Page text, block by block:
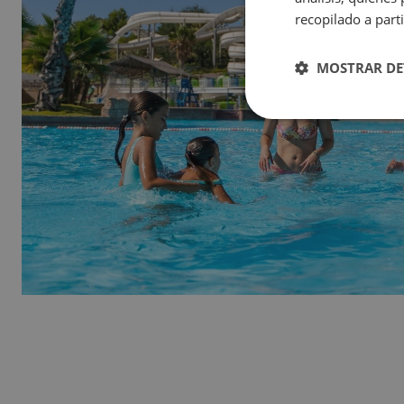
Magic Natura Animal & Waterpark Polynesian Lodge Resort
Hôtel Magic Rock Gardens
Hôtel Villa España
Hôtel Boutique Villa Venecia
Hôtel Villa del Mar
Magic Cristal Park
Magic Villa Benidorm
BC™ Music Resort (Recommended for Adults)
Magic Atrium Plaza
recopilado a
MOSTRAR